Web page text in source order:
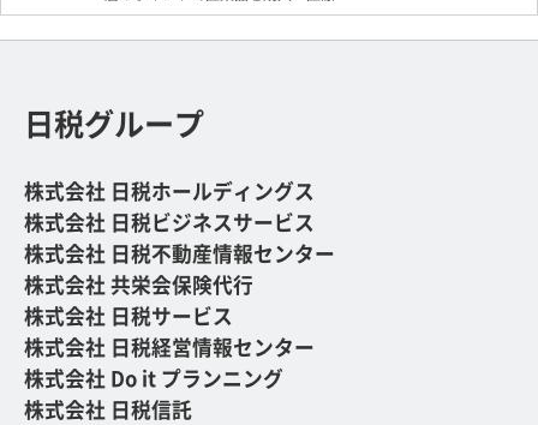
日税グループ
株式会社 日税ホールディングス
株式会社 日税ビジネスサービス
株式会社 日税不動産情報センター
株式会社 共栄会保険代行
株式会社 日税サービス
株式会社 日税経営情報センター
株式会社 Do it プランニング
株式会社 日税信託